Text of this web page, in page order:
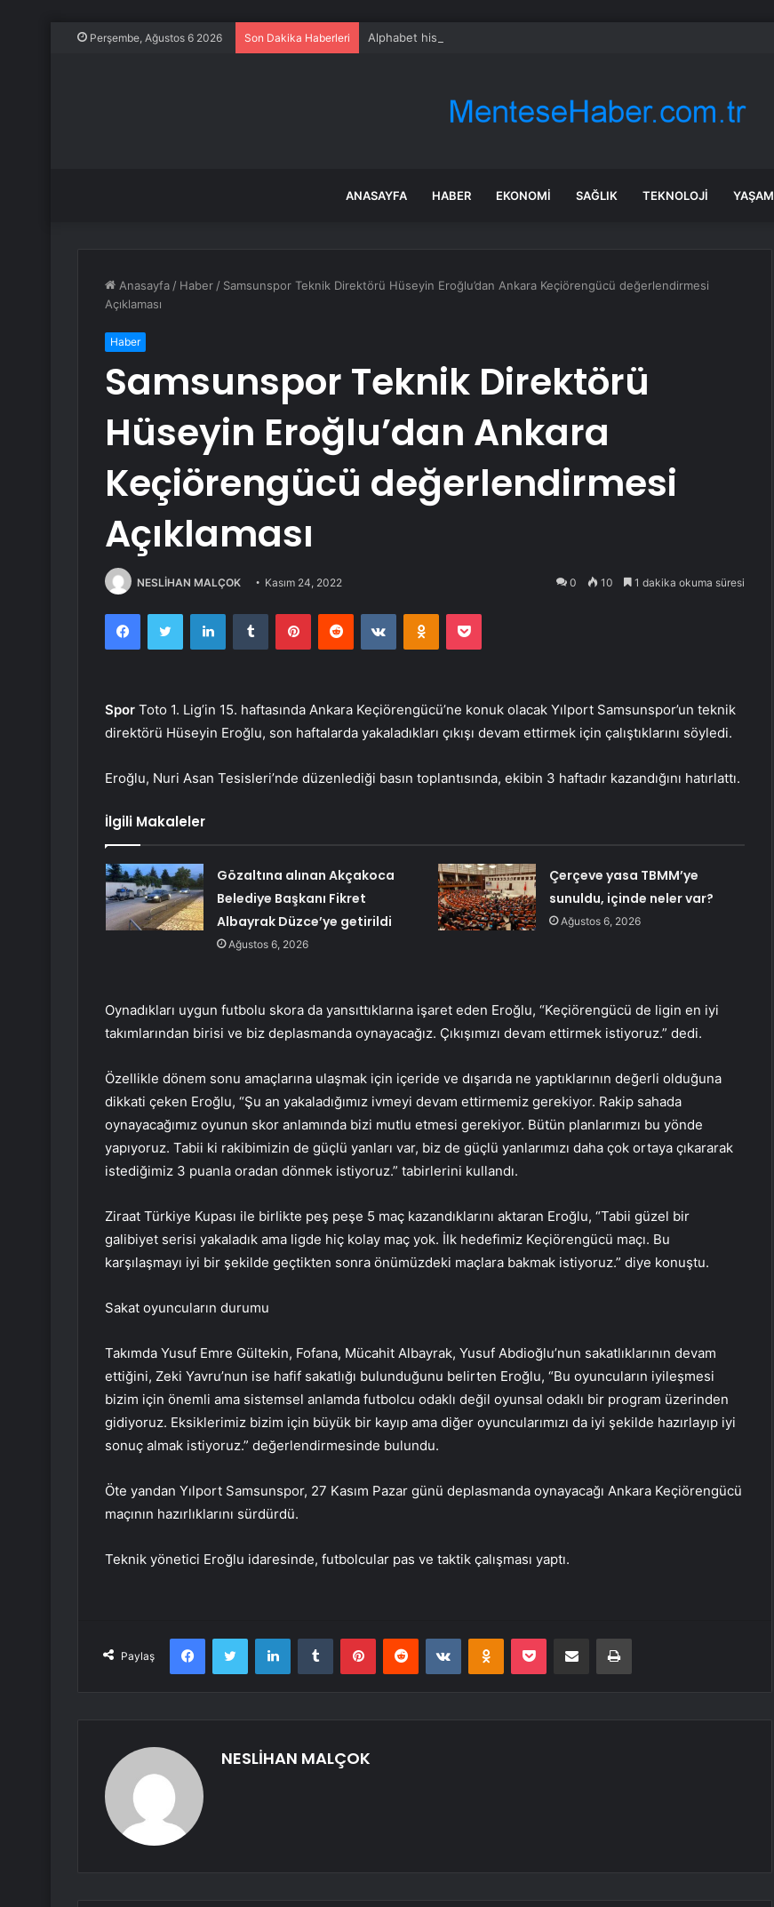
Perşembe, Ağustos 6 2026 Son Dakika Haberleri Alphabet hisseleri yapay zeka öncüsü Jeff Dean’in ayrılmasıyla %5 düştü
ANASAYFA HABER EKONOMI SAĞLIK TEKNOLOJI YAŞAM
Anasayfa / Haber / Samsunspor Teknik Direktörü Hüseyin Eroğlu’dan Ankara Keçiörengücü değerlendirmesi
Açıklaması
Haber
Samsunspor Teknik Direktörü
Hüseyin Eroğlu’dan Ankara
Keçiörengücü değerlendirmesi
Açıklaması
NESLİHAN MALÇOK Kasım 24, 2022 0 10 1 dakika okuma süresi
FacebookTwitter LinkedInTumblr PinterestReddit VKontakteOdnoklassniki
Pocket
Spor Toto 1. Lig’in 15. haftasında Ankara Keçiörengücü’ne konuk olacak Yılport Samsunspor’un teknik
direktörü Hüseyin Eroğlu, son haftalarda yakaladıkları çıkışı devam ettirmek için çalıştıklarını söyledi.
Eroğlu, Nuri Asan Tesisleri’nde düzenlediği basın toplantısında, ekibin 3 haftadır kazandığını hatırlattı.
İlgili Makaleler
Gözaltına alınan Akçakoca
Belediye Başkanı Fikret
Albayrak Düzce’ye getirildi
Ağustos 6, 2026
Çerçeve yasa TBMM’ye
sunuldu, içinde neler var?
Ağustos 6, 2026
Oynadıkları uygun futbolu skora da yansıttıklarına işaret eden Eroğlu, “Keçiörengücü de ligin en iyi
takımlarından birisi ve biz deplasmanda oynayacağız. Çıkışımızı devam ettirmek istiyoruz.” dedi.
Özellikle dönem sonu amaçlarına ulaşmak için içeride ve dışarıda ne yaptıklarının değerli olduğuna
dikkati çeken Eroğlu, “Şu an yakaladığımız ivmeyi devam ettirmemiz gerekiyor. Rakip sahada
oynayacağımız oyunun skor anlamında bizi mutlu etmesi gerekiyor. Bütün planlarımızı bu yönde
yapıyoruz. Tabii ki rakibimizin de güçlü yanları var, biz de güçlü yanlarımızı daha çok ortaya çıkararak
istediğimiz 3 puanla oradan dönmek istiyoruz.” tabirlerini kullandı.
Ziraat Türkiye Kupası ile birlikte peş peşe 5 maç kazandıklarını aktaran Eroğlu, “Tabii güzel bir
galibiyet serisi yakaladık ama ligde hiç kolay maç yok. İlk hedefimiz Keçiörengücü maçı. Bu
karşılaşmayı iyi bir şekilde geçtikten sonra önümüzdeki maçlara bakmak istiyoruz.” diye konuştu.
Sakat oyuncuların durumu
Takımda Yusuf Emre Gültekin, Fofana, Mücahit Albayrak, Yusuf Abdioğlu’nun sakatlıklarının devam
ettiğini, Zeki Yavru’nun ise hafif sakatlığı bulunduğunu belirten Eroğlu, “Bu oyuncuların iyileşmesi
bizim için önemli ama sistemsel anlamda futbolcu odaklı değil oyunsal odaklı bir program üzerinden
gidiyoruz. Eksiklerimiz bizim için büyük bir kayıp ama diğer oyuncularımızı da iyi şekilde hazırlayıp iyi
sonuç almak istiyoruz.” değerlendirmesinde bulundu.
Öte yandan Yılport Samsunspor, 27 Kasım Pazar günü deplasmanda oynayacağı Ankara Keçiörengücü
maçının hazırlıklarını sürdürdü.
Teknik yönetici Eroğlu idaresinde, futbolcular pas ve taktik çalışması yaptı.
Paylaş
FacebookTwitter LinkedInTumblr PinterestReddit VKontakteOdnoklassniki
Pocket E-Posta ile paylaş Yazdır
NESLİHAN MALÇOK